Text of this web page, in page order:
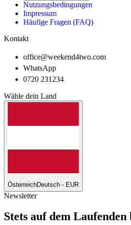
Nutzungsbedingungen
Impressum
Häufige Fragen (FAQ)
Kontakt
office@weekend4two.com
WhatsApp
0720 231234
Wähle dein Land
ÖsterreichDeutsch - EUR
Newsletter
Stets auf dem Laufenden